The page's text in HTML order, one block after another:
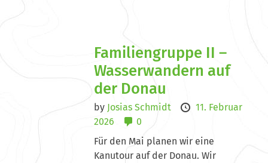
Familiengruppe II –
Wasserwandern auf
der Donau
by Josias Schmidt
11. Februar
2026
0
Für den Mai planen wir eine
Kanutour auf der Donau. Wir